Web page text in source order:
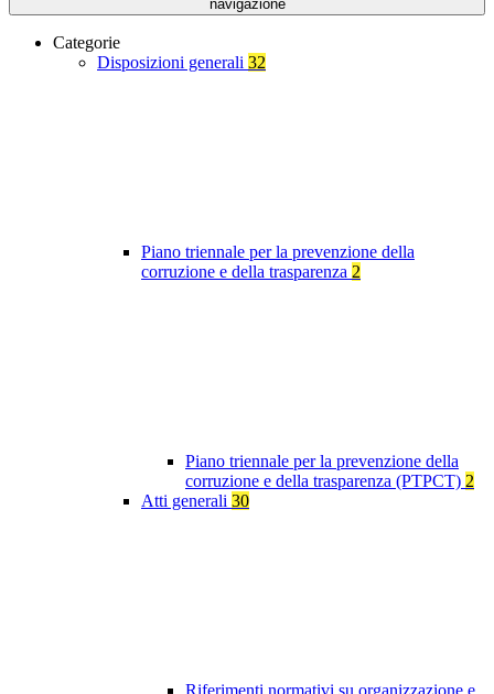
navigazione
Categorie
Disposizioni generali 32
Piano triennale per la prevenzione della
corruzione e della trasparenza 2
Piano triennale per la prevenzione della
corruzione e della trasparenza (PTPCT) 2
Atti generali 30